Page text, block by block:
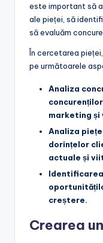
este important să
ale pieței, să
să evaluăm
În cercetarea
pe următoarele
Analiza
marketing și
Analiza
dorințelor
actuale și
creștere.
Crearea